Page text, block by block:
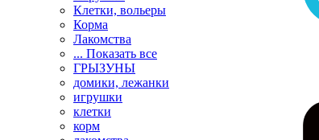
Клетки, вольеры
Корма
Лакомства
... Показать все
ГРЫЗУНЫ
домики, лежанки
игрушки
клетки
корм